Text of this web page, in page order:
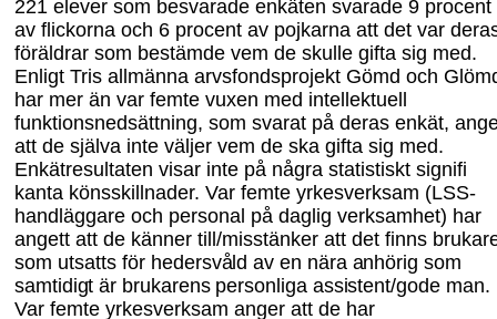
221 elever som besvarade enkäten svarade 9 procent
av flickorna och 6 procent av pojkarna att det var
föräldrar som bestämde vem de skulle gifta sig med.
Enligt Tris allmänna arvsfondsprojekt Gömd och G
har mer än var femte vuxen med intellektuell
funktionsnedsättning, som svarat på deras enkät,
att de själva inte väljer vem de ska gifta sig med.
Enkätresultaten visar inte på några statistiskt signifi
kanta könsskillnader. Var femte yrkesverksam (LSS-
handläggare och personal på daglig verksamhet) har
angett att de känner till/misstänker att det finns
som utsatts för hedersvåld av en nära anhörig som
samtidigt är brukarens personliga assistent/gode man.
Var femte yrkesverksam anger att de har